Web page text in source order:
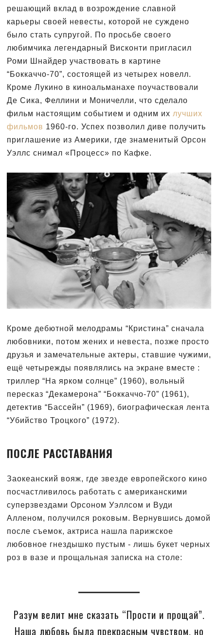
решающий вклад в возрождение славной
карьеры своей невесты, которой не суждено
было стать супругой. По просьбе своего
любимчика легендарный Висконти пригласил
Роми Шнайдер участвовать в картине
“Боккаччо-70”, состоящей из четырех новелл.
Кроме Лукино в киноальманахе поучаствовали
Де Сика, Феллини и Моничелли, что сделало
фильм настоящим событием и одним их лучших
фильмов 1960-го. Успех позволил диве получить
приглашение из Америки, где знаменитый Орсон
Уэллс снимал «Процесс» по Кафке.
Кроме дебютной мелодрамы “Кристина” сначала
любовники, потом жених и невеста, позже просто
друзья и замечательные актеры, ставшие чужими,
ещё четырежды появлялись на экране вместе :
триллер “На ярком солнце” (1960), вольный
пересказ “Декамерона” “Боккаччо-70” (1961),
детектив “Бассейн” (1969), биографическая лента
“Убийство Троцкого” (1972).
ПОСЛЕ РАССТАВАНИЯ
Заокеанский вояж, где звезде европейского кино
посчастливилось работать с американскими
суперзвездами Орсоном Уэллсом и Вуди
Алленом, получился роковым. Вернувшись домой
после съемок, актриса нашла парижское
любовное гнездышко пустым - лишь букет черных
роз в вазе и прощальная записка на столе:
Разум велит мне сказать “Прости и прощай”.
Наша любовь была прекрасным чувством, но